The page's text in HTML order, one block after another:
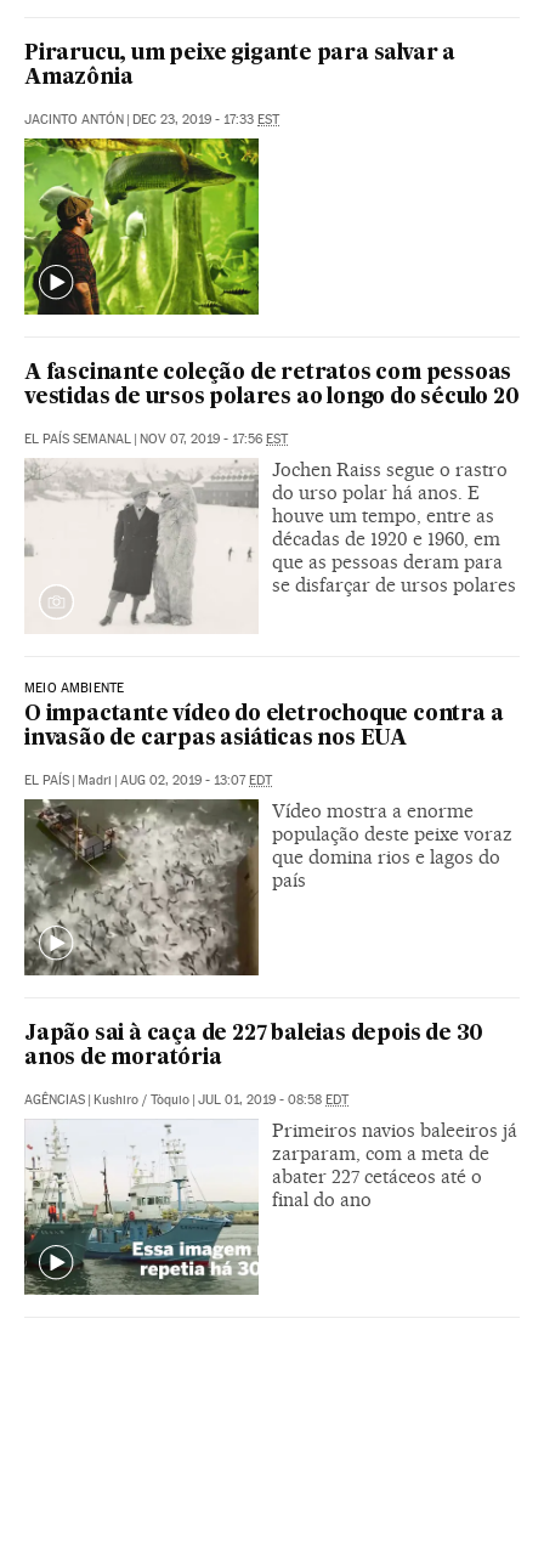
Pirarucu, um peixe gigante para salvar a
Amazônia
JACINTO ANTÓN DEC 23, 2019 - 17:33 EST
A fascinante coleção de retratos com pessoas
vestidas de ursos polares ao longo do século 20
EL PAÍS SEMANAL | NOV 07, 2019 - 17:56 EST
Jochen Raiss segue o rastro
do urso polar há anos. E
houve um tempo, entre as
décadas de 1920 e 1960, em
que as pessoas deram para
se disfarçar de ursos polares
MEIO AMBIENTE
O impactante vídeo do eletrochoque contra a
invasão de carpas asiáticas nos EUA
EL PAÍS | Madri | AUG 02, 2019 - 13:07EDT
Vídeo mostra a enorme
população deste peixe voraz
que domina rios e lagos do
país
Japão sai à caça de 227 baleias depois de 30
anos de moratória
AGÊNCIAS | Kushiro / Tòquio | JUL 01, 2019 - 08:58 EDT
Primeiros navios baleeiros já
zarparam, com a meta de
abater 227 cetáceos até o
final do ano